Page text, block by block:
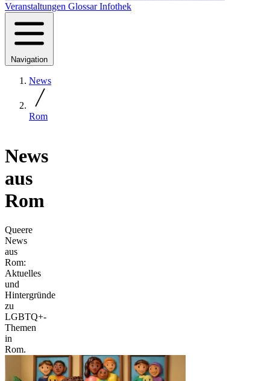
Veranstaltungen GlossarInfothek
Navigation
News
Rom
News
aus
Rom
Queere
News
aus
Rom:
Aktuelles
und
Hintergründe
zu
LGBTQ+-
Themen
in
Rom.